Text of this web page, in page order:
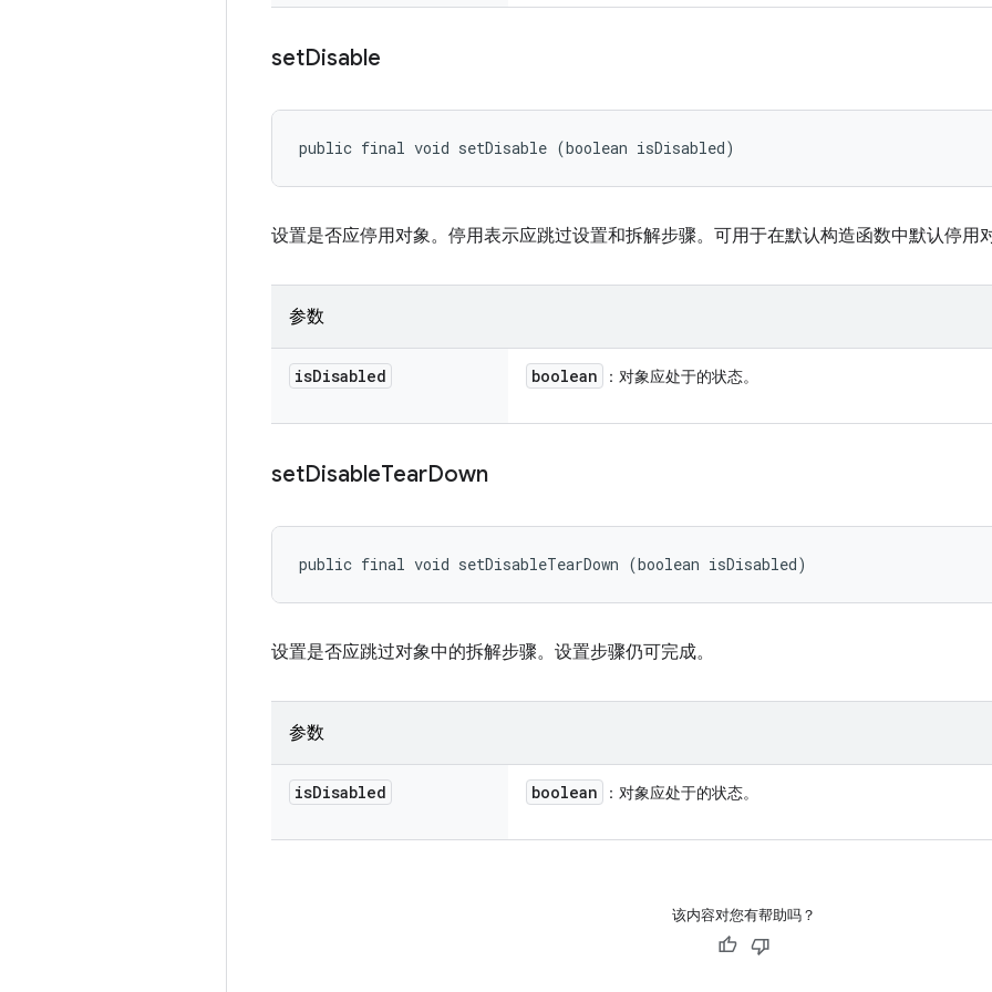
setDisable
public final void setDisable (boolean isDisabled)
设置是否应停用对象。停用表示应跳过设置和拆解步骤。可用于在默认构造函数中默认停用
参数
isDisabled boolean ：对象应处于的状态。
setDisableTearDown
public final void setDisableTearDown (boolean isDisabled)
设置是否应跳过对象中的拆解步骤。设置步骤仍可完成。
参数
isDisabled boolean ：对象应处于的状态。
该内容对您有帮助吗？